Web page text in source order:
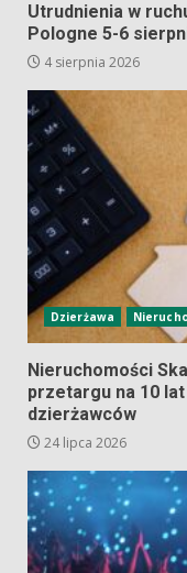
Utrudnienia w
Pologne 5-6
4 sierpnia 2026
Dzierżawa
Nieruchomości
przetargu na 10
dzierżawców
24 lipca 2026